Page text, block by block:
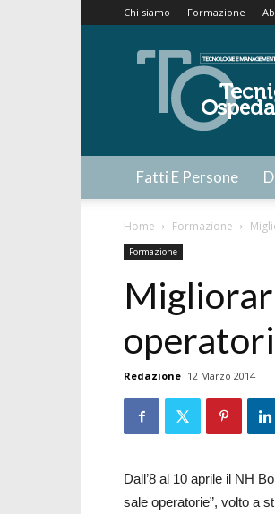
Chi siamo Formazione
Tecnica
Ospedaliera
Fatti E Persone
Home Formazione
Formazione
Redazione 12 Marzo 2014
Dall’8 al 10 aprile il NH
sale operatorie”, volto a